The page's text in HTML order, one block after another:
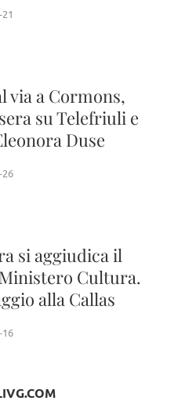
via a Cormons,
su Telefriuli e
Duse
26
si aggiudica il
Cultura.
alla Callas
16